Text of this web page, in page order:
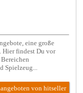
eine große
Hier findest Du vor
von hitseller